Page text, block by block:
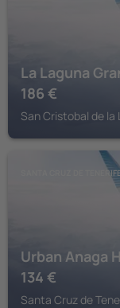
La Laguna
186 €
San Cristobal de
SANTA CRUZ DE TENERIFE
Urban Anaga
134 €
Santa Cruz de